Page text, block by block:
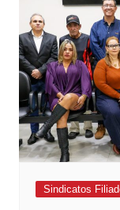
Sindicatos